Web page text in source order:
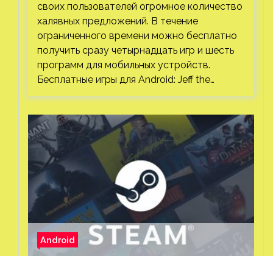
своих пользователей огромное количество
халявных предложений. В течение
ограниченного времени можно бесплатно
получить сразу четырнадцать игр и шесть
программ для мобильных устройств.
Бесплатные игры для Android: Jeff the…
Android